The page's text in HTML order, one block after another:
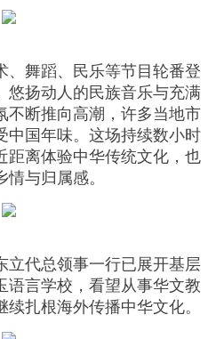
、舞蹈、民乐等节目轮番登
悠扬动人的民族音乐与充满
不断推向高潮，许多当地市
中国年味。这场持续数小时
距离体验中华传统文化，也
与归属感。
立代总领事一行已展开基层
语言学校，看望从事华文教
扎根海外传播中华文化。